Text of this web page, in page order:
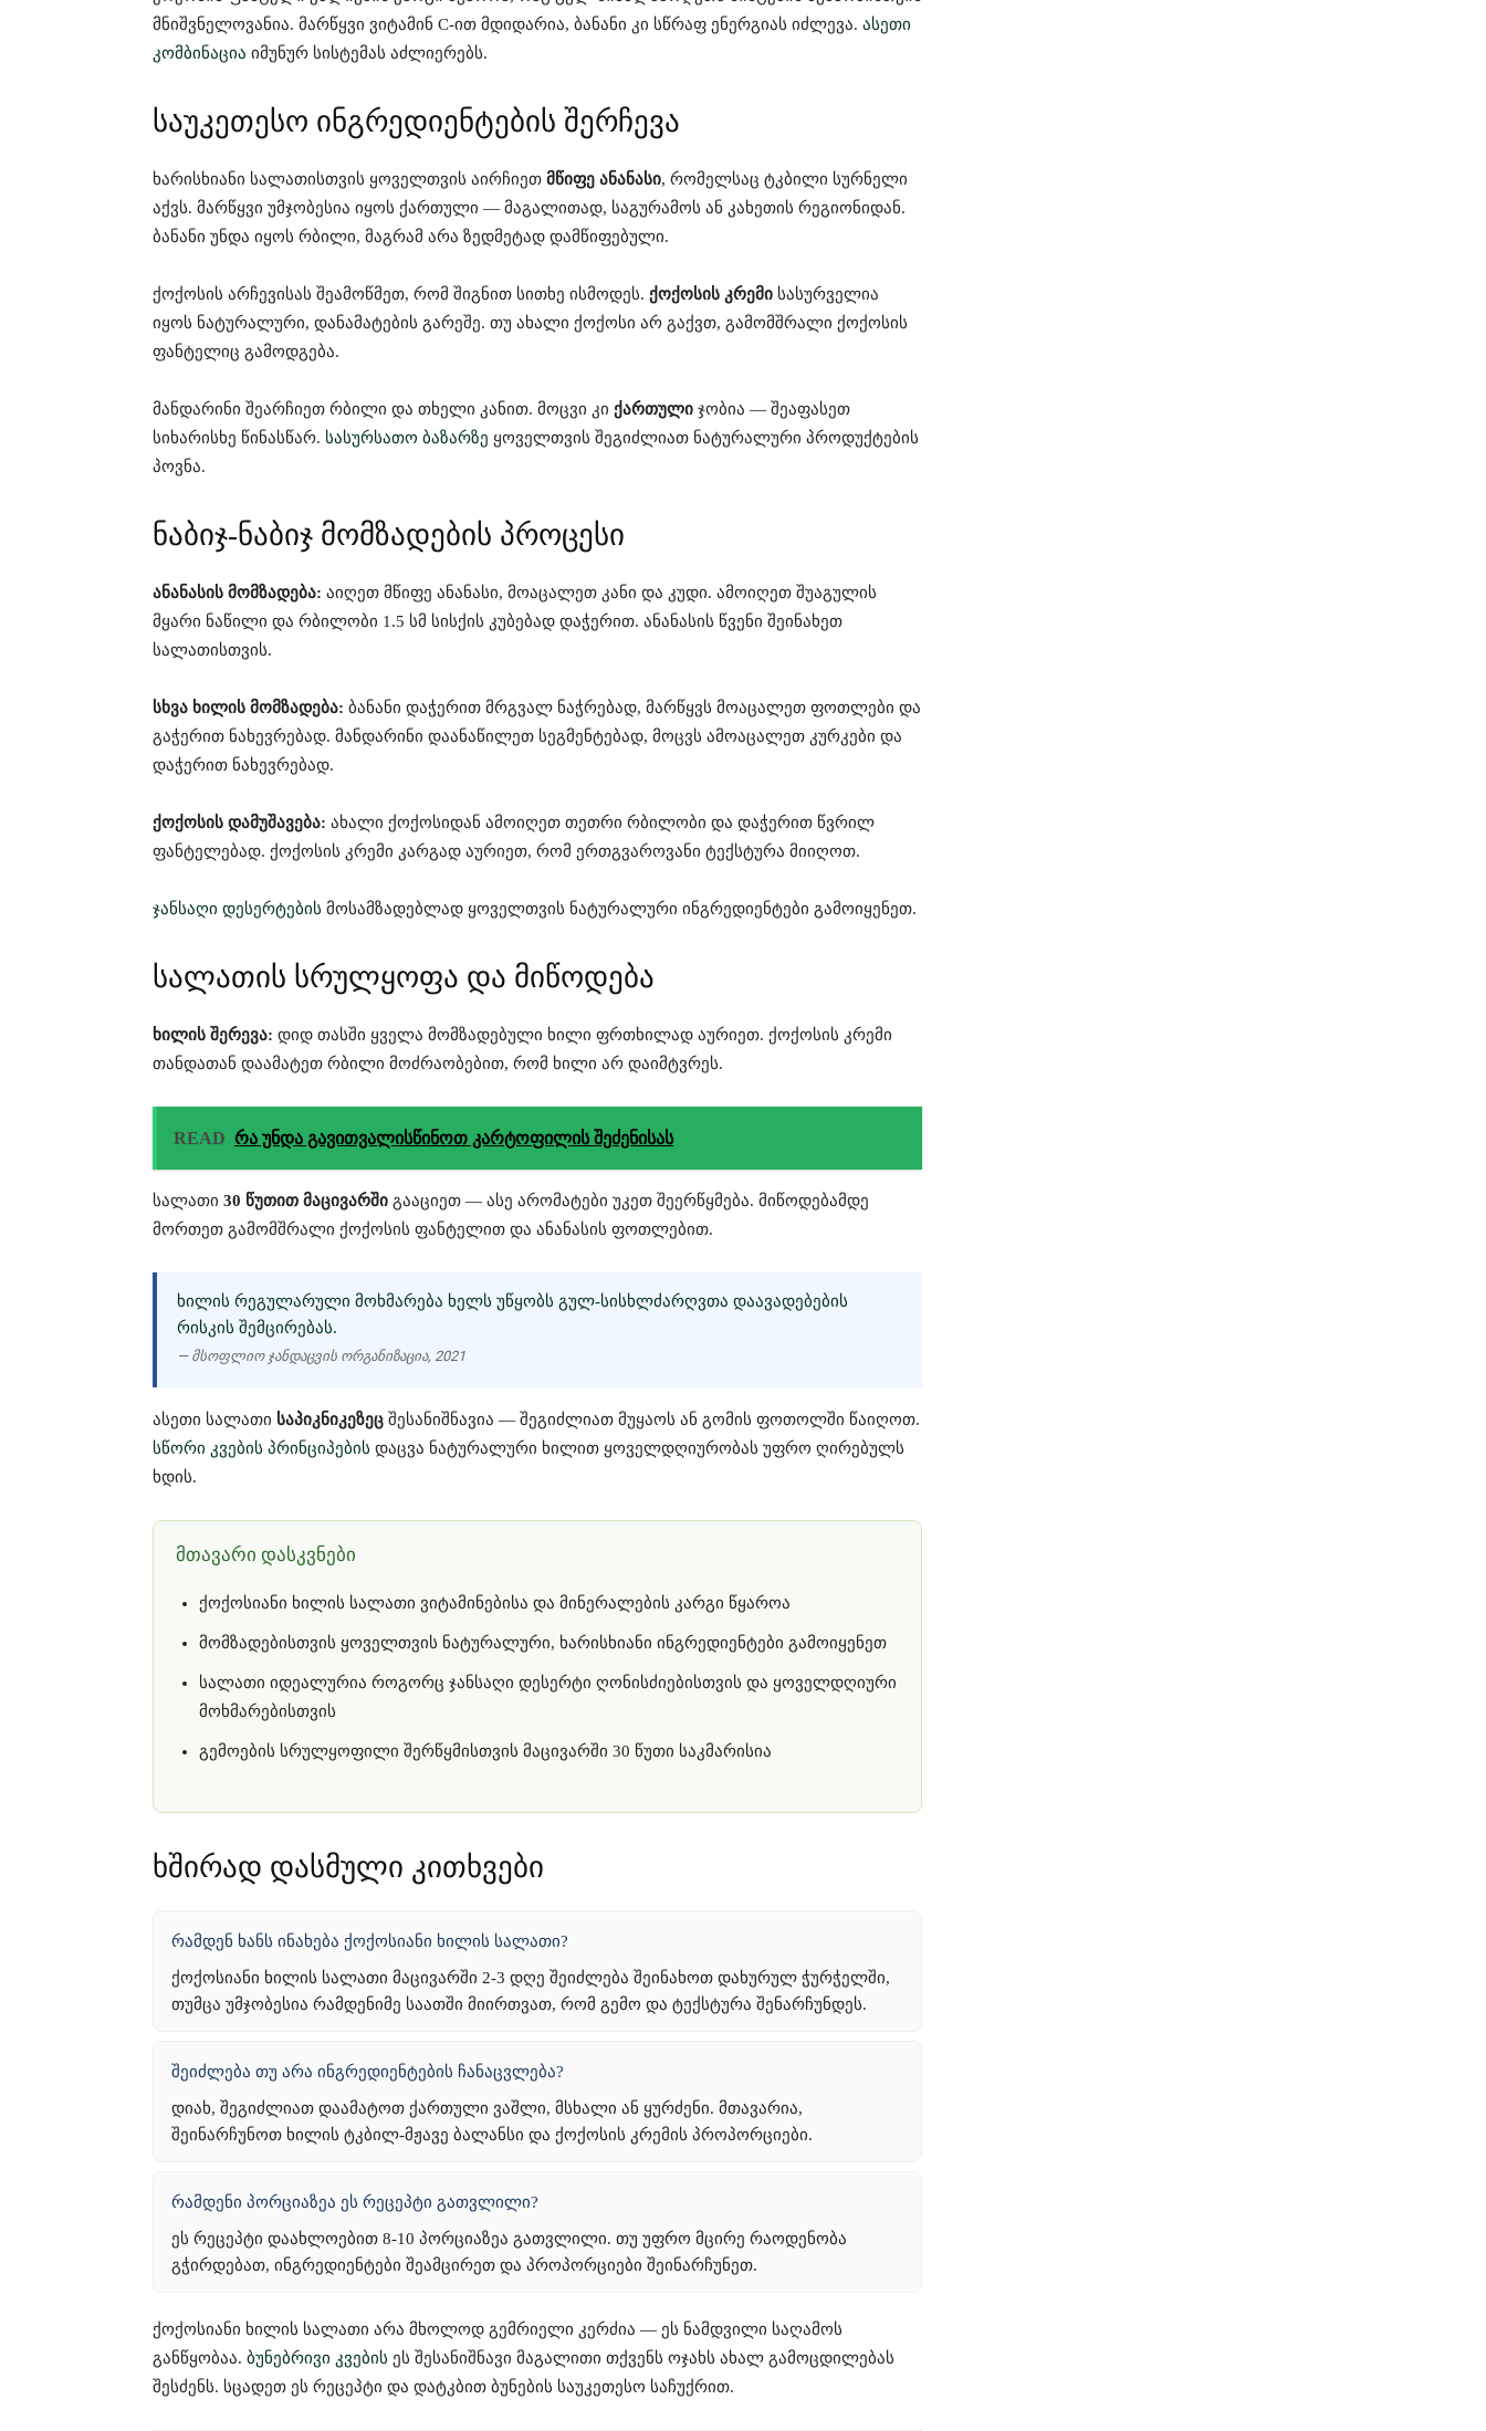
მნიშვნელოვანია. მარწყვი ვიტამინ C-ით მდიდარია, ბანანი კი სწრაფ ენერგიას იძლევა. ასეთი
კომბინაცია იმუნურ სისტემას აძლიერებს.
საუკეთესო ინგრედიენტების შერჩევა
ხარისხიანი სალათისთვის ყოველთვის აირჩიეთ მწიფე ანანასი, რომელსაც ტკბილი სურნელი
აქვს. მარწყვი უმჯობესია იყოს ქართული — მაგალითად, საგურამოს ან კახეთის რეგიონიდან.
ბანანი უნდა იყოს რბილი, მაგრამ არა ზედმეტად დამწიფებული.
ქოქოსის არჩევისას შეამოწმეთ, რომ შიგნით სითხე ისმოდეს. ქოქოსის კრემი სასურველია
იყოს ნატურალური, დანამატების გარეშე. თუ ახალი ქოქოსი არ გაქვთ, გამომშრალი ქოქოსის
ფანტელიც გამოდგება.
მანდარინი შეარჩიეთ რბილი და თხელი კანით. მოცვი კი ქართული ჯობია — შეაფასეთ
სიხარისხე წინასწარ. სასურსათო ბაზარზე ყოველთვის შეგიძლიათ ნატურალური პროდუქტების
პოვნა.
ნაბიჯ-ნაბიჯ მომზადების პროცესი
ანანასის მომზადება: აიღეთ მწიფე ანანასი, მოაცალეთ კანი და კუდი. ამოიღეთ შუაგულის
მყარი ნაწილი და რბილობი 1.5 სმ სისქის კუბებად დაჭერით. ანანასის წვენი შეინახეთ
სალათისთვის.
სხვა ხილის მომზადება: ბანანი დაჭერით მრგვალ ნაჭრებად, მარწყვს მოაცალეთ ფოთლები და
გაჭერით ნახევრებად. მანდარინი დაანაწილეთ სეგმენტებად, მოცვს ამოაცალეთ კურკები და
დაჭერით ნახევრებად.
ქოქოსის დამუშავება: ახალი ქოქოსიდან ამოიღეთ თეთრი რბილობი და დაჭერით წვრილ
ფანტელებად. ქოქოსის კრემი კარგად აურიეთ, რომ ერთგვაროვანი ტექსტურა მიიღოთ.
ჯანსაღი დესერტების მოსამზადებლად ყოველთვის ნატურალური ინგრედიენტები გამოიყენეთ.
სალათის სრულყოფა და მიწოდება
ხილის შერევა: დიდ თასში ყველა მომზადებული ხილი ფრთხილად აურიეთ. ქოქოსის კრემი
თანდათან დაამატეთ რბილი მოძრაობებით, რომ ხილი არ დაიმტვრეს.
READ რა უნდა გავითვალისწინოთ კარტოფილის შეძენისას
სალათი 30 წუთით მაცივარში გააციეთ — ასე არომატები უკეთ შეერწყმება. მიწოდებამდე
მორთეთ გამომშრალი ქოქოსის ფანტელით და ანანასის ფოთლებით.
ᲮᲘᲚᲘᲡ ᲠᲔᲒᲣᲚᲐᲠᲣᲚᲘ ᲛᲝᲮᲛᲐᲠᲔᲑᲐ ᲮᲔᲚᲡ ᲣᲬᲧᲝᲑᲡ ᲒᲣᲚ-ᲡᲘᲡᲮᲚᲫᲐᲠᲦᲕᲗᲐ ᲓᲐᲐᲕᲐᲓᲔᲑᲔᲑᲘᲡ
ᲠᲘᲡᲙᲘᲡ ᲨᲔᲛᲪᲘᲠᲔᲑᲐᲡ.
— მსოფლიო ჯანდაცვის ორგანიზაცია, 2021
ასეთი სალათი საპიკნიკეზეც შესანიშნავია — შეგიძლიათ მუყაოს ან გომის ფოთოლში წაიღოთ.
სწორი კვების პრინციპების დაცვა ნატურალური ხილით ყოველდღიურობას უფრო ღირებულს
ხდის.
მთავარი დასკვნები
ქოქოსიანი ხილის სალათი ვიტამინებისა და მინერალების კარგი წყაროა
მომზადებისთვის ყოველთვის ნატურალური, ხარისხიანი ინგრედიენტები გამოიყენეთ
სალათი იდეალურია როგორც ჯანსაღი დესერტი ღონისძიებისთვის და ყოველდღიური
მოხმარებისთვის
გემოების სრულყოფილი შერწყმისთვის მაცივარში 30 წუთი საკმარისია
ხშირად დასმული კითხვები
რამდენ ხანს ინახება ქოქოსიანი ხილის სალათი?
ქოქოსიანი ხილის სალათი მაცივარში 2-3 დღე შეიძლება შეინახოთ დახურულ ჭურჭელში,
თუმცა უმჯობესია რამდენიმე საათში მიირთვათ, რომ გემო და ტექსტურა შენარჩუნდეს.
შეიძლება თუ არა ინგრედიენტების ჩანაცვლება?
დიახ, შეგიძლიათ დაამატოთ ქართული ვაშლი, მსხალი ან ყურძენი. მთავარია,
შეინარჩუნოთ ხილის ტკბილ-მჟავე ბალანსი და ქოქოსის კრემის პროპორციები.
რამდენი პორციაზეა ეს რეცეპტი გათვლილი?
ეს რეცეპტი დაახლოებით 8-10 პორციაზეა გათვლილი. თუ უფრო მცირე რაოდენობა
გჭირდებათ, ინგრედიენტები შეამცირეთ და პროპორციები შეინარჩუნეთ.
ქოქოსიანი ხილის სალათი არა მხოლოდ გემრიელი კერძია — ეს ნამდვილი საღამოს
განწყობაა. ბუნებრივი კვების ეს შესანიშნავი მაგალითი თქვენს ოჯახს ახალ გამოცდილებას
შესძენს. სცადეთ ეს რეცეპტი და დატკბით ბუნების საუკეთესო საჩუქრით.